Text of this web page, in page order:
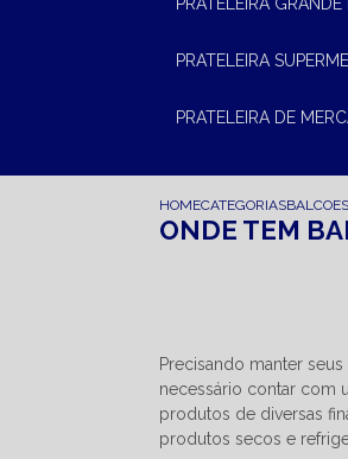
PRATELEIRA
PRATELEIRA DE
HOMECATEGORIAS
ONDE TEM
Precisando manter
necessário contar com
produtos de diversas
produtos secos e